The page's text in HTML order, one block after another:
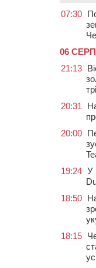
07:30
06
21:13
20:31
20:00
19:24 У
18:50
18:15